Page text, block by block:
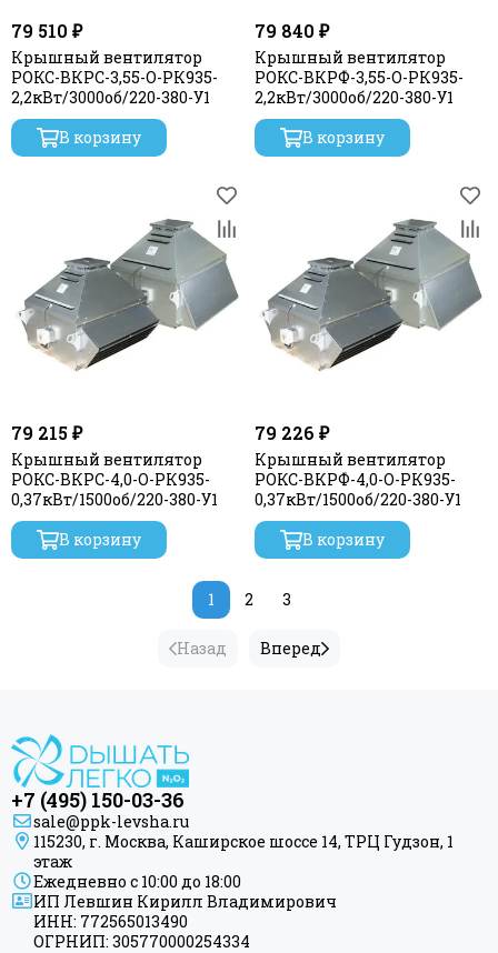
79 510 ₽
Крышный вентилятор
РОКС-ВКРС-3,55-О-РК935-
2,2кВт/3000об/220-380-У1
В корзину
79 840 ₽
Крышный вентилятор
РОКС-ВКРФ-3,55-О-РК935-
2,2кВт/3000об/220-380-У1
В корзину
79 215 ₽
Крышный вентилятор
РОКС-ВКРС-4,0-О-РК935-
0,37кВт/1500об/220-380-У1
В корзину
79 226 ₽
Крышный вентилятор
РОКС-ВКРФ-4,0-О-РК935-
0,37кВт/1500об/220-380-У1
В корзину
Назад
1 2 3
Вперед
+7 (495) 150-03-36
sale@ppk-levsha.ru
115230, г. Москва, Каширское шоссе 14, ТРЦ Гудзон, 1
этаж
Ежедневно с 10:00 до 18:00
ИП Левшин Кирилл Владимирович
ИНН: 772565013490
ОГРНИП: 305770000254334